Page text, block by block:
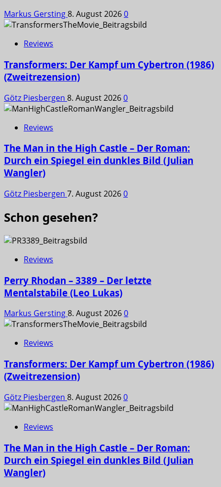
Markus Gersting8. August 20260
Reviews
Transformers: Der Kampf um Cybertron (1986)
(Zweitrezension)
Götz Piesbergen 8. August 20260
Reviews
The Man in the High Castle – Der Roman:
Durch ein Spiegel ein dunkles Bild (Julian
Wangler)
Götz Piesbergen 7. August 20260
Schon gesehen?
Reviews
Perry Rhodan – 3389 – Der letzte
Mentalstabile (Leo Lukas)
Markus Gersting8. August 20260
Reviews
Transformers: Der Kampf um Cybertron (1986)
(Zweitrezension)
Götz Piesbergen 8. August 20260
Reviews
The Man in the High Castle – Der Roman:
Durch ein Spiegel ein dunkles Bild (Julian
Wangler)